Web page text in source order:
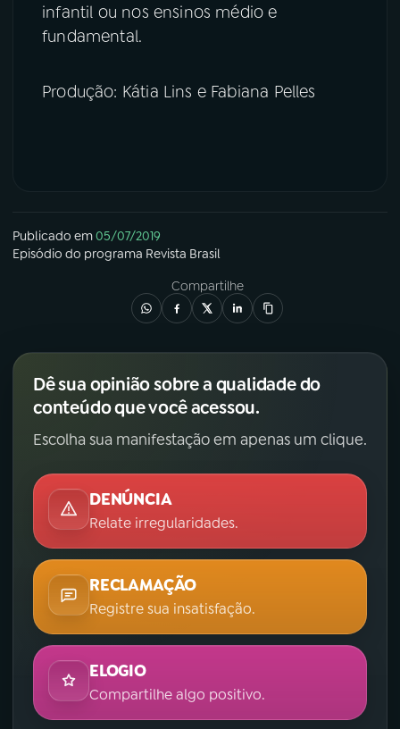
infantil ou nos ensinos médio e
fundamental.
Produção: Kátia Lins e Fabiana Pelles
Publicado em05/07/2019
Episódio do programa Revista Brasil
Compartilhe
Dê sua opinião sobre a qualidade do
conteúdo que você acessou.
Escolha sua manifestação em apenas um clique.
DENÚNCIA
Relate irregularidades.
RECLAMAÇÃO
Registre sua insatisfação.
ELOGIO
Compartilhe algo positivo.